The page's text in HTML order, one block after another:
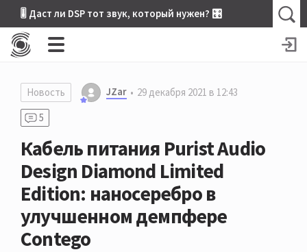
🎚 Даст ли DSP тот звук, который нужен? 🎛
Новость JZar
29 декабря 2021 в 12:43
5
Кабель питания Purist Audio
Design Diamond Limited
Edition: наносеребро в
улучшенном демпфере
Contego